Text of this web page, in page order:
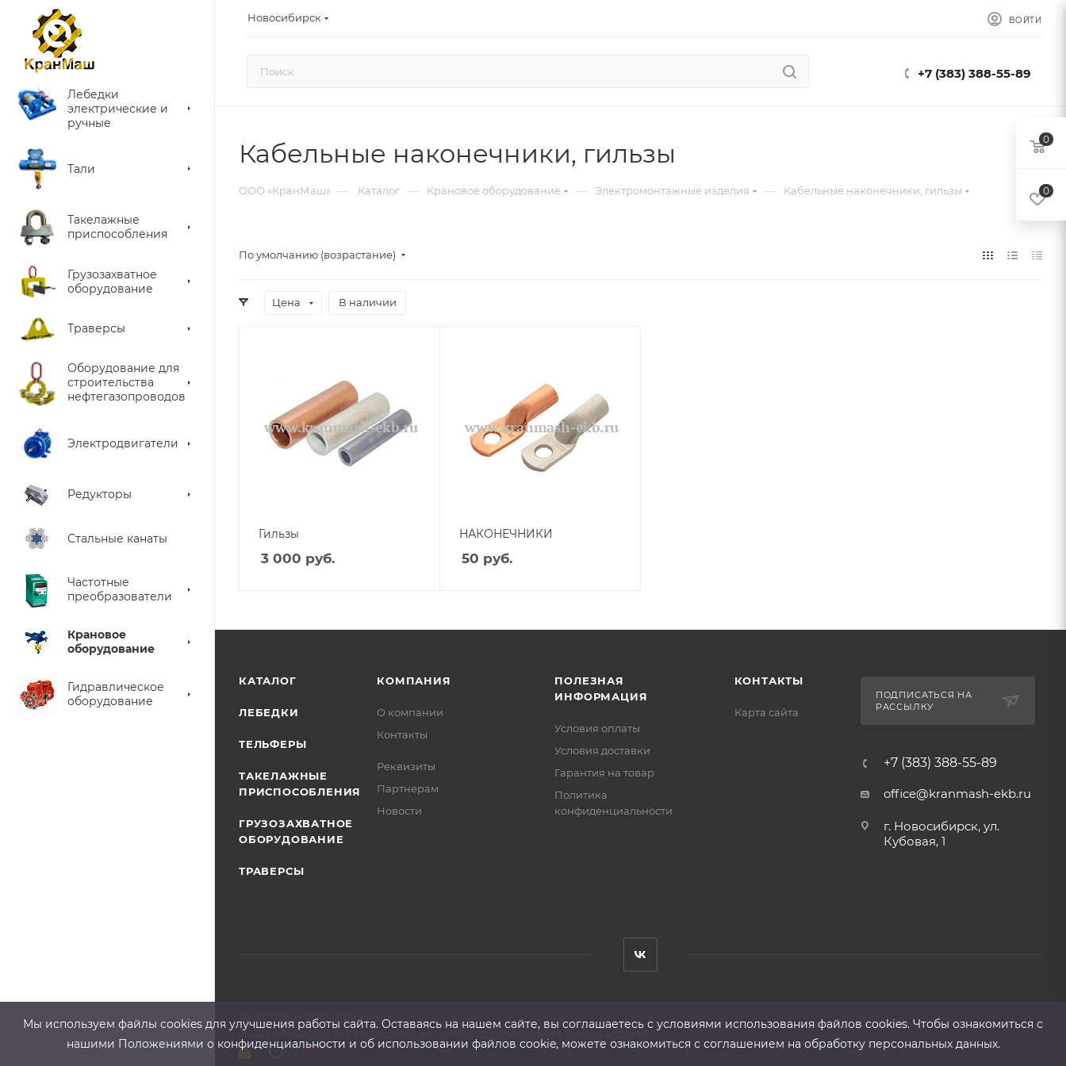
Новосибирск ВОЙТИ
+7 (383) 388-55-89
Лебедки
электрические и
ручные
Тали
Такелажные
приспособления
Грузозахватное
оборудование
Траверсы
Оборудование для
строительства
нефтегазопроводов
Электродвигатели
Редукторы
Стальные канаты
Частотные
преобразователи
Крановое
оборудование
Гидравлическое
оборудование
Кабельные наконечники, гильзы
ООО «КранМаш» — Каталог — Крановое оборудование — Электромонтажные изделия — Кабельные наконечники, гильзы
По умолчанию (возрастание)
Цена В наличии
Гильзы
3 000 руб.
НАКОНЕЧНИКИ
50 руб.
КАТАЛОГ
ЛЕБЕДКИ
ТЕЛЬФЕРЫ
ТАКЕЛАЖНЫЕ
ПРИСПОСОБЛЕНИЯ
ГРУЗОЗАХВАТНОЕ
ОБОРУДОВАНИЕ
ТРАВЕРСЫ
КОМПАНИЯ
О компании
Контакты
Реквизиты
Партнерам
Новости
ПОЛЕЗНАЯ
ИНФОРМАЦИЯ
Условия оплаты
Условия доставки
Гарантия на товар
Политика
конфиденциальности
КОНТАКТЫ
Карта сайта
ПОДПИСАТЬСЯ НА
РАССЫЛКУ
+7 (383) 388-55-89
office@kranmash-ekb.ru
г. Новосибирск, ул.
Кубовая, 1
ООО «КранМаш»
ИНН 6678080212, КПП 667801001 ,Р/с 40702810302500019939, БИК 044525999
0
0
Мы используем файлы cооkies для улучшения работы сайта. Оставаясь на нашем сайте, вы соглашаетесь с условиями использования файлов cооkies. Чтобы ознакомиться с
нашими Положениями о конфиденциальности и об использовании файлов cookie, можете ознакомиться с соглашением на обработку персональных данных.